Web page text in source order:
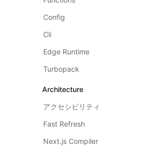
Config
Cli
Edge Runtime
Turbopack
Architecture
アクセシビリティ
Fast Refresh
Next.js Compiler